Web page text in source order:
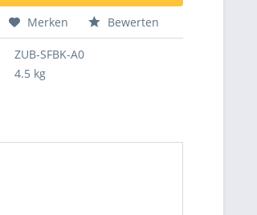
Merken Bewerten
ZUB-SFBK-A0
4.5 kg